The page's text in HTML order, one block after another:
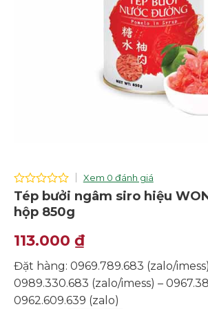
0
out
of
Xem 0 đánh giá
Tép bưởi ngâm siro hiệu
hộp 850g
113.000 ₫
Đặt hàng: 0969.789.683 (zalo/
0989.330.683 (zalo/imess) –
0962.609.639 (zalo)